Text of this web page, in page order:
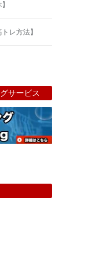
レ方法】
サービス